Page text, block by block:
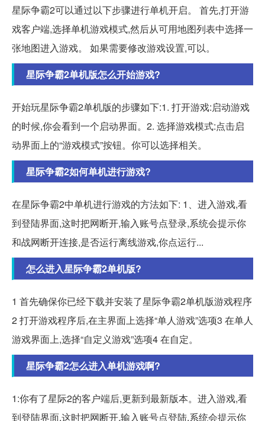
星际争霸2可以通过以下步骤进行单机开启。 首先,打开游
戏客户端,选择单机游戏模式,然后从可用地图列表中选择一
张地图进入游戏。 如果需要修改游戏设置,可以。
星际争霸2单机版怎么开始游戏?
开始玩星际争霸2单机版的步骤如下:1. 打开游戏:启动游戏
的时候,你会看到一个启动界面。2. 选择游戏模式:点击启
动界面上的“游戏模式”按钮。你可以选择相关。
星际争霸2如何单机进行游戏?
在星际争霸2中单机进行游戏的方法如下: 1、进入游戏,看
到登陆界面,这时把网断开,输入账号点登录,系统会提示你
和战网断开连接,是否运行离线游戏,你点运行...
怎么进入星际争霸2单机版?
1 首先确保你已经下载并安装了星际争霸2单机版游戏程序
2 打开游戏程序后,在主界面上选择“单人游戏”选项3 在单人
游戏界面上,选择“自定义游戏”选项4 在自定。
星际争霸2怎么进入单机游戏啊?
1:你有了星际2的客户端后,更新到最新版本。进入游戏,看
到登陆界面,这时把网断开,输入账号点登陆,系统会提示你